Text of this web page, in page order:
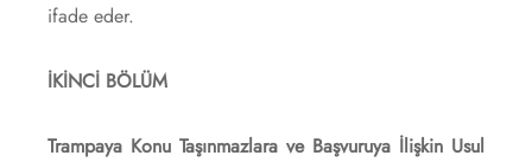
ifade eder.
İKİNCİ BÖLÜM
Trampaya Konu Taşınmazlara ve Başvuruya İlişkin Usul